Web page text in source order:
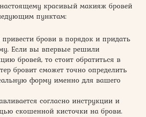
красивый макияж бровей
пунктам:
брови в порядок и придать
Если вы впервые решили
бровей, то стоит обратиться в
бровит сможет точно определить
форму именно для вашего
согласно инструкции и
скошенной кисточки на брови.